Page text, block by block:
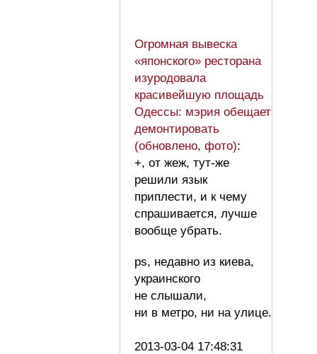
Огромная вывеска
«японского» ресторана
изуродовала
красивейшую площадь
Одессы: мэрия обещает
демонтировать
(обновлено, фото):
+, от жеж, тут-же
решили язык
приплести, и к чему
спрашивается, лучше
вообще убрать.
ps, недавно из киева,
украинского
не слышали,
ни в метро, ни на улице.
2013-03-04 17:48:31